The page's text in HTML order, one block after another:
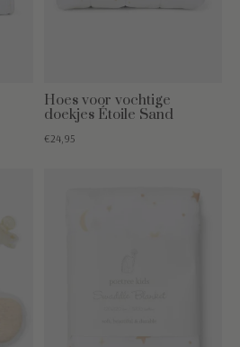
Hoes voor vochtige
doekjes Étoile Sand
€24,95